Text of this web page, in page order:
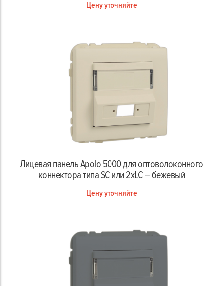
Цену уточняйте
Лицевая панель Apolo 5000 для оптоволоконного
коннектора типа SC или 2xLC – бежевый
Цену уточняйте